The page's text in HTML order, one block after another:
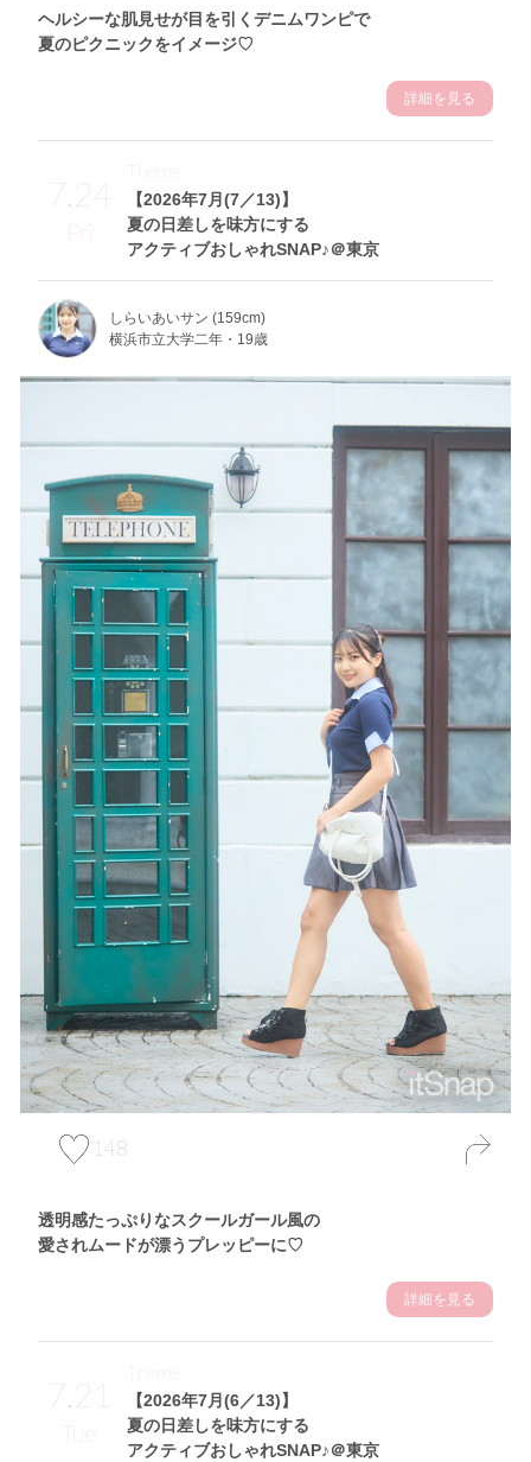
ヘルシーな肌見せが目を引くデニムワンピで
夏のピクニックをイメージ♡
詳細を見る
7.24
Fri
【2026年7月(7／13)】
夏の日差しを味方にする
アクティブおしゃれSNAP♪＠東京
Theme
しらいあいサン (159cm)
横浜市立大学二年・19歳
148
透明感たっぷりなスクールガール風の
愛されムードが漂うプレッピーに♡
詳細を見る
7.21
Tue
【2026年7月(6／13)】
夏の日差しを味方にする
アクティブおしゃれSNAP♪＠東京
Theme